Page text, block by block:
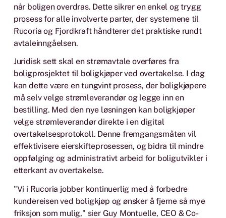
når boligen overdras. Dette sikrer en enkel og trygg
prosess for alle involverte parter, der systemene til
Rucoria og Fjordkraft håndterer det praktiske rundt
avtaleinngåelsen.
Juridisk sett skal en strømavtale overføres fra
boligprosjektet til boligkjøper ved overtakelse. I dag
kan dette være en tungvint prosess, der boligkjøpere
må selv velge strømleverandør og legge inn en
bestilling. Med den nye løsningen kan boligkjøper
velge strømleverandør direkte i en digital
overtakelsesprotokoll. Denne fremgangsmåten vil
effektivisere eierskifteprosessen, og bidra til mindre
oppfølging og administrativt arbeid for boligutvikler i
etterkant av overtakelse.
"Vi i Rucoria jobber kontinuerlig med å forbedre
kundereisen ved boligkjøp og ønsker å fjerne så mye
friksjon som mulig," sier Guy Montuelle, CEO & Co-